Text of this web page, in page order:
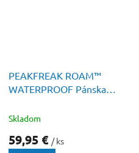
PEAKFREAK ROAM™
WATERPROOF Pánska
Skladom
59,95 € / ks